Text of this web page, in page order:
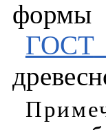
формы
ГОСТ